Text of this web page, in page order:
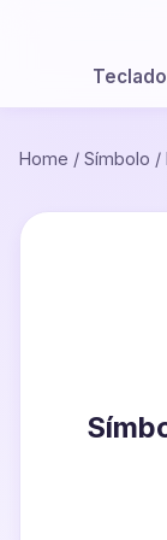
Home / Símbolo /